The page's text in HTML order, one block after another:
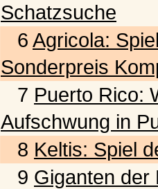
Schatzsuche
6 Agricola:
Sonderpreis
7 Puerto Rico:
Aufschwung in
8 Keltis: Spiel
9 Giganten der